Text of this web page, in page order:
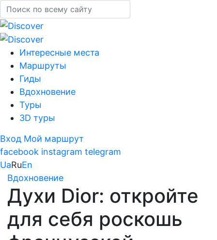
Интересные места
Маршруты
Гиды
Вдохновение
Туры
3D туры
Вход Мой маршрут
facebook instagram telegram
UaRuEn
Вдохновение
Духи Dior: откройте
для себя роскошь